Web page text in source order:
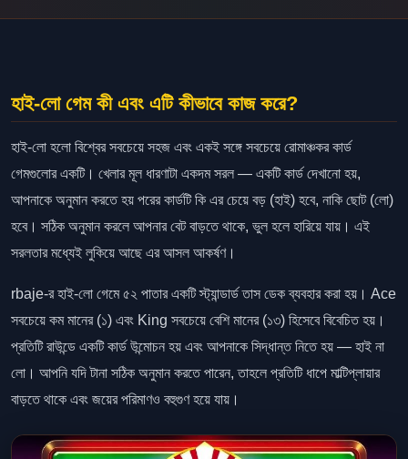
হাই-লো গেম কী এবং এটি কীভাবে কাজ করে?
হাই-লো হলো বিশ্বের সবচেয়ে সহজ এবং একই সঙ্গে সবচেয়ে রোমাঞ্চকর কার্ড
গেমগুলোর একটি। খেলার মূল ধারণাটা একদম সরল — একটি কার্ড দেখানো হয়,
আপনাকে অনুমান করতে হয় পরের কার্ডটি কি এর চেয়ে বড় (হাই) হবে, নাকি ছোট (লো)
হবে। সঠিক অনুমান করলে আপনার বেট বাড়তে থাকে, ভুল হলে হারিয়ে যায়। এই
সরলতার মধ্যেই লুকিয়ে আছে এর আসল আকর্ষণ।
rbaje-র হাই-লো গেমে ৫২ পাতার একটি স্ট্যান্ডার্ড তাস ডেক ব্যবহার করা হয়। Ace
সবচেয়ে কম মানের (১) এবং King সবচেয়ে বেশি মানের (১৩) হিসেবে বিবেচিত হয়।
প্রতিটি রাউন্ডে একটি কার্ড উন্মোচন হয় এবং আপনাকে সিদ্ধান্ত নিতে হয় — হাই না
লো। আপনি যদি টানা সঠিক অনুমান করতে পারেন, তাহলে প্রতিটি ধাপে মাল্টিপ্লায়ার
বাড়তে থাকে এবং জয়ের পরিমাণও বহুগুণ হয়ে যায়।